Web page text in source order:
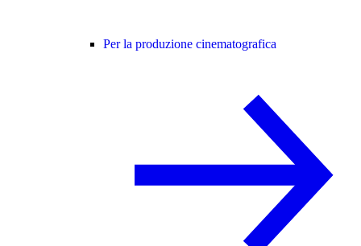
Per la produzione cinematografica